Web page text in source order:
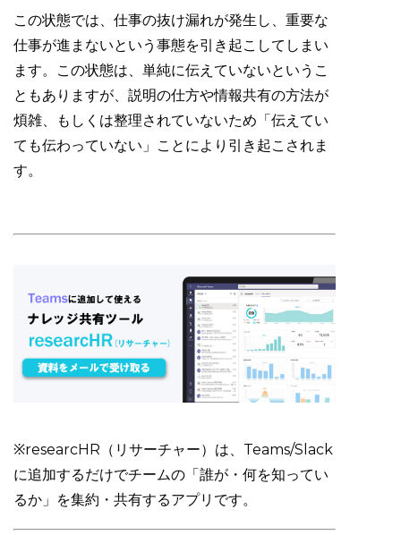
この状態では、仕事の抜け漏れが発生し、重要な
仕事が進まないという事態を引き起こしてしまい
ます。この状態は、単純に伝えていないというこ
ともありますが、説明の仕方や情報共有の方法が
煩雑、もしくは整理されていないため「伝えてい
ても伝わっていない」ことにより引き起こされま
す。
※researcHR（リサーチャー）は、Teams/Slack
に追加するだけでチームの「誰が・何を知ってい
るか」を集約・共有するアプリです。